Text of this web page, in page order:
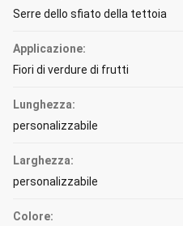
Serre dello sfiato della tettoia
Applicazione:
Fiori di verdure di frutti
Lunghezza:
personalizzabile
Larghezza:
personalizzabile
Colore: